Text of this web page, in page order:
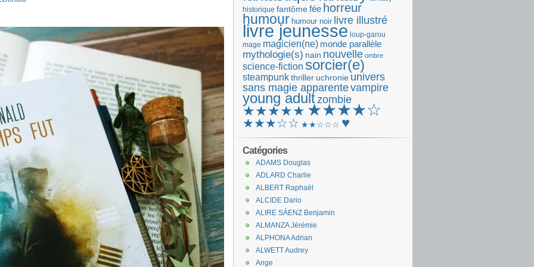
historique fantômefée horreur
humour humour noir livre illustré
livre jeunesse loup-garou
mage magicien(ne) monde parallèle
mythologie(s) nain nouvelle ombre
science-fiction sorcier(e)
steampunkthriller uchronie univers
sans magie apparentevampire
young adultzombie
★★★★★ ★★★★☆
★★★☆☆ ★★☆☆☆ ♥
Catégories
ADAMS Douglas
ADLARD Charlie
ALBERT Raphaël
ALCIDE Dario
ALIRE SÁENZ Benjamin
ALMANZA Jérémie
ALPHONA Adrian
ALWETT Audrey
Ange